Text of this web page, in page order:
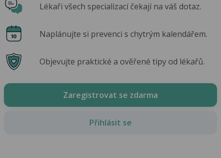
Lékaři všech specializací čekají na váš dotaz.
Naplánujte si prevenci s chytrým kalendářem.
Objevujte praktické a ověřené tipy od lékařů.
Zaregistrovat se zdarma
Přihlásit se